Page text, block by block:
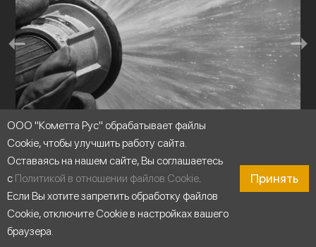
Повышение давления
ООО "Кометта Рус" обрабатывает файлы
Cookie, чтобы улучшить работу сайта.
Оставаясь на нашем сайте, Вы соглашаетесь
с Политикой в отношении файлов Cookie.
Если Вы хотите запретить обработку файлов
Cookie, отключите Cookie в настройках вашего
браузера.
Принять